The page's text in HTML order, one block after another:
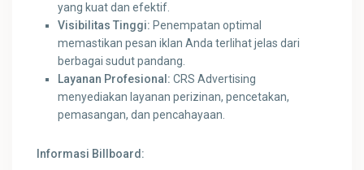
yang kuat dan efektif.
Visibilitas Tinggi: Penempatan optimal
memastikan pesan iklan Anda terlihat jelas dari
berbagai sudut pandang.
Layanan Profesional: CRS Advertising
menyediakan layanan perizinan, pencetakan,
pemasangan, dan pencahayaan.
Informasi Billboard: